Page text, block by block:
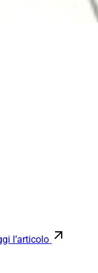
l’articolo